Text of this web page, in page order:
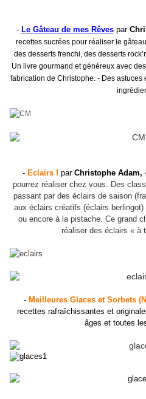
- Le Gâteau de mes Rêves par
recettes sucrées pour réaliser le
des desserts frenchi, des desserts
Un livre gourmand et généreux avec
fabrication de Christophe. - Des
- Eclairs ! par Christophe Adam,
pourrez réaliser chez vous. Des
passant par des éclairs de saison
aux éclairs créatifs (éclairs
ou encore à la pistache. Ce grand
réaliser des éclairs « à
- Meilleures Glaces et Sorbets
recettes rafraîchissantes et
âges et toutes